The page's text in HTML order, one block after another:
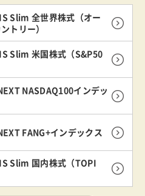
Slim 全世界株式（オー
トリー）
Slim 米国株式（S&P50
NASDAQ100インデッ
FANG+インデックス
Slim 国内株式（TOPI